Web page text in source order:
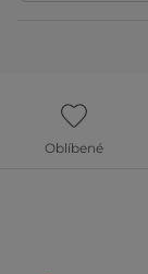
Oblíbené